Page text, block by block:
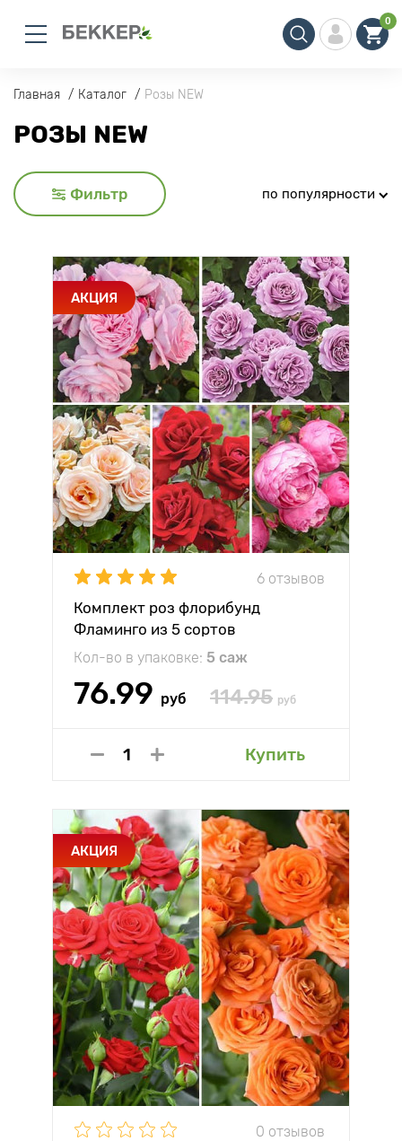
0
Главная Каталог Розы NEW
РОЗЫ NEW
Фильтр по популярности
АКЦИЯ
6 отзывов
Комплект роз флорибунд
Фламинго из 5 сортов
Кол-во в упаковке: 5 саж
76.99 руб 114.95 руб
Купить
АКЦИЯ
0 отзывов